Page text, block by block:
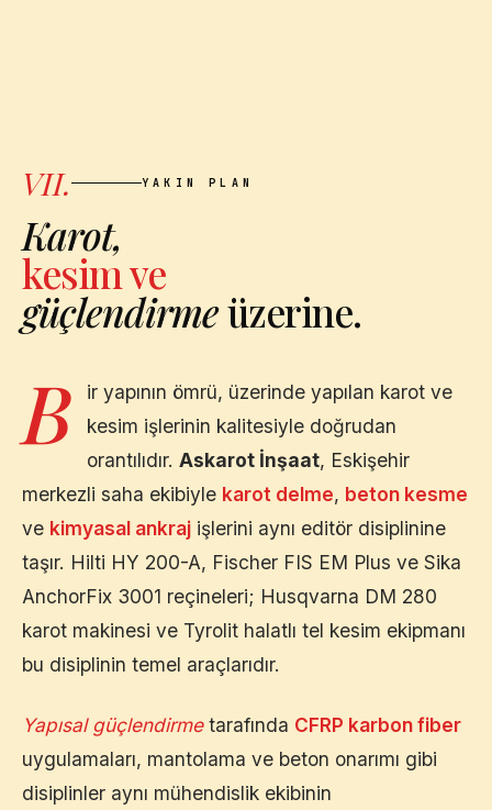
VII. YAKIN PLAN
Karot,
kesim ve
güçlendirmeüzerine.
B
ir yapının ömrü, üzerinde yapılan karot ve
kesim işlerinin kalitesiyle doğrudan
orantılıdır. Askarot İnşaat, Eskişehir
merkezli saha ekibiyle karot delme, beton kesme
ve kimyasal ankraj işlerini aynı editör disiplinine
taşır. Hilti HY 200-A, Fischer FIS EM Plus ve Sika
AnchorFix 3001 reçineleri; Husqvarna DM 280
karot makinesi ve Tyrolit halatlı tel kesim ekipmanı
bu disiplinin temel araçlarıdır.
Yapısal güçlendirmetarafında CFRP karbon fiber
uygulamaları, mantolama ve beton onarımı gibi
disiplinler aynı mühendislik ekibinin